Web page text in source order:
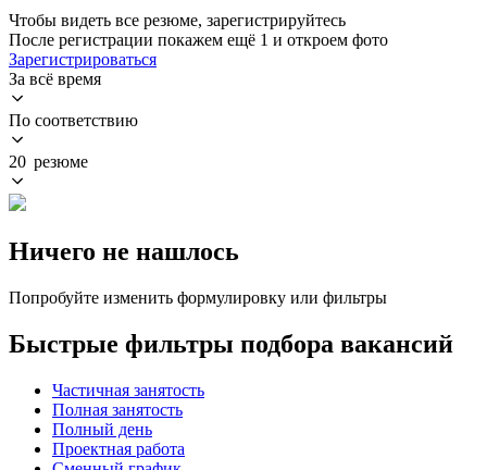
Чтобы видеть все резюме, зарегистрируйтесь
После регистрации покажем ещё 1 и откроем фото
Зарегистрироваться
За всё время
По соответствию
20 резюме
Ничего не нашлось
Попробуйте изменить формулировку или фильтры
Быстрые фильтры подбора вакансий
Частичная занятость
Полная занятость
Полный день
Проектная работа